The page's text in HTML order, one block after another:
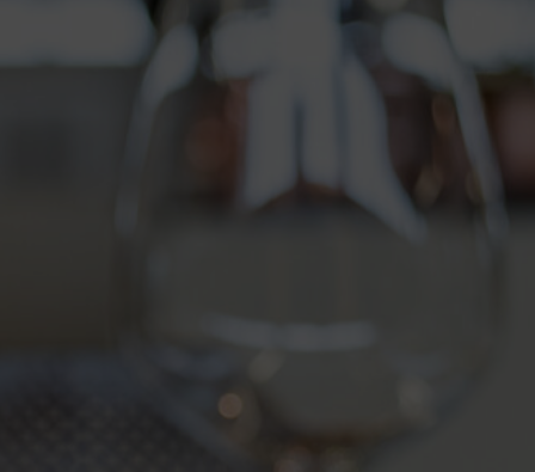
spezielle Abstreifkante im Übergang von Fahne
zu Coup. Diese hilft dabei, Speisen sicher
aufzunehmen - auch mit schwacher oder
unruhiger Hand.
Calmera von Bauscher care im